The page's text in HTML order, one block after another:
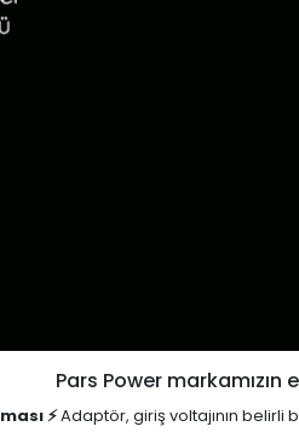
Pars Power
⚡Adaptör, giriş voltajının belirli